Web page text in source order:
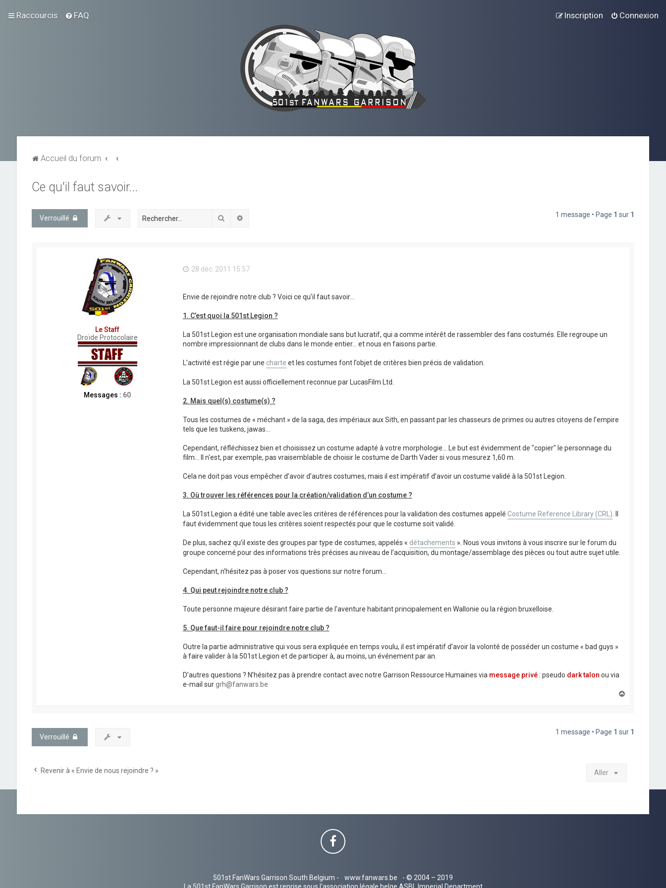
Raccourcis FAQ Connexion
Inscription
Accueil du forum
Ce qu'il faut savoir...
Verrouillé Rechercher 1 message • Page 1 sur 1
Le Staff
Droïde Protocolaire
Messages : 60
28 déc. 2011 15:57
Envie de rejoindre notre club ? Voici ce qu’il faut savoir…
1. C’est quoi la 501st Legion ?
La 501st Legion est une organisation mondiale sans but lucratif, qui a comme intérêt de rassembler des fans costumés. Elle regroupe un
nombre impressionnant de clubs dans le monde entier… et nous en faisons partie.
L’activité est régie par une charte et les costumes font l’objet de critères bien précis de validation.
La 501st Legion est aussi officiellement reconnue par LucasFilm Ltd.
2. Mais quel(s) costume(s) ?
Tous les costumes de « méchant » de la saga, des impériaux aux Sith, en passant par les chasseurs de primes ou autres citoyens de l’empire
tels que les tuskens, jawas…
Cependant, réfléchissez bien et choisissez un costume adapté à votre morphologie... Le but est évidemment de "copier" le personnage du
film... Il n'est, par exemple, pas vraisemblable de choisir le costume de Darth Vader si vous mesurez 1,60 m.
Cela ne doit pas vous empêcher d’avoir d’autres costumes, mais il est impératif d’avoir un costume validé à la 501st Legion.
3. Où trouver les références pour la création/validation d’un costume ?
La 501st Legion a édité une table avec les critères de références pour la validation des costumes appelé Costume Reference Library (CRL) . Il
faut évidemment que tous les critères soient respectés pour que le costume soit validé.
De plus, sachez qu’il existe des groupes par type de costumes, appelés « détachements ». Nous vous invitons à vous inscrire sur le forum du
groupe concerné pour des informations très précises au niveau de l’acquisition, du montage/assemblage des pièces ou tout autre sujet utile.
Cependant, n’hésitez pas à poser vos questions sur notre forum…
4. Qui peut rejoindre notre club ?
Toute personne majeure désirant faire partie de l’aventure habitant principalement en Wallonie ou la région bruxelloise.
5. Que faut-il faire pour rejoindre notre club ?
Outre la partie administrative qui vous sera expliquée en temps voulu, il est impératif d’avoir la volonté de posséder un costume « bad guys »
à faire valider à la 501st Legion et de participer à, au moins, un événement par an.
D’autres questions ? N’hésitez pas à prendre contact avec notre Garrison Ressource Humaines via message privé: pseudo dark talon ou via
e-mail surgrh@fanwars.be
Verrouillé
1 message • Page 1 sur 1
Revenir à « Envie de nous rejoindre ? » Aller
501st FanWars Garrison South Belgium - www.fanwars.be
- © 2004 – 2019
La 501st FanWars Garrison est reprise sous l'association légale belge ASBL Imperial Department